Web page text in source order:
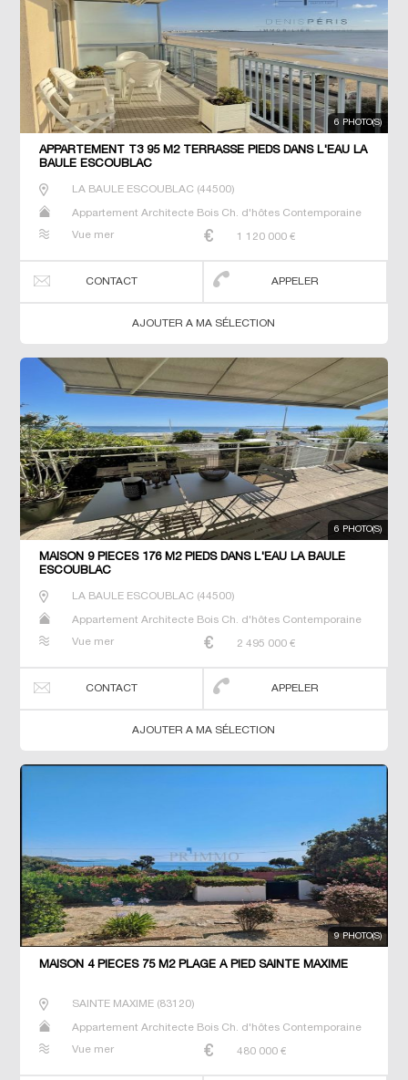
6 PHOTO(S)
APPARTEMENT T3 95 M2 TERRASSE PIEDS DANS L'EAU LA
BAULE ESCOUBLAC
LA BAULE ESCOUBLAC(44500)
Appartement Architecte Bois Ch. d'hôtes Contemporaine
Penthouse Prestige Prestige Propriété T2 T3 T5 Terrain
Vue mer 1 120 000 €
CONTACT APPELER
AJOUTER A MA SÉLECTION
6 PHOTO(S)
MAISON 9 PIECES 176 M2 PIEDS DANS L'EAU LA BAULE
ESCOUBLAC
LA BAULE ESCOUBLAC(44500)
Appartement Architecte Bois Ch. d'hôtes Contemporaine
Penthouse Prestige Prestige Propriété T2 T3 T5 Terrain
Vue mer 2 495 000 €
CONTACT APPELER
AJOUTER A MA SÉLECTION
9 PHOTO(S)
MAISON 4 PIECES 75 M2 PLAGE À PIED SAINTE MAXIME
SAINTE MAXIME(83120)
Appartement Architecte Bois Ch. d'hôtes Contemporaine
Penthouse Prestige Prestige Propriété T2 T3 T5 Terrain
Vue mer 480 000 €